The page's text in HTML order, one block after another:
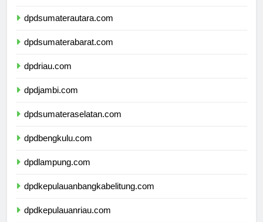
dpdsumaterautara.com
dpdsumaterabarat.com
dpdriau.com
dpdjambi.com
dpdsumateraselatan.com
dpdbengkulu.com
dpdlampung.com
dpdkepulauanbangkabelitung.com
dpdkepulauanriau.com